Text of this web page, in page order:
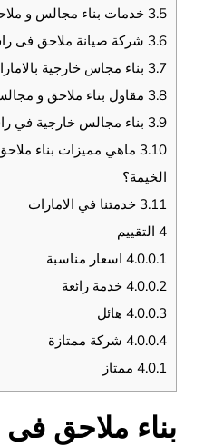
3.5 خدمات بناء مجالس و
3.6 شركة صيانة ملاحق فى
3.7 بناء مجاس خارجية
3.8 مقاول بناء ملاحق و
3.9 بناء مجالس خارجية في
3.10 ماهي مميزات بناء
الخيمة؟
3.11 خدمتنا في الامارات
4 التقييم
4.0.0.1 اسعار مناسبة
4.0.0.2 خدمة رائعة
4.0.0.3 هائل
4.0.0.4 شركة ممتازة
4.0.1 ممتاز
بناء ملاحق